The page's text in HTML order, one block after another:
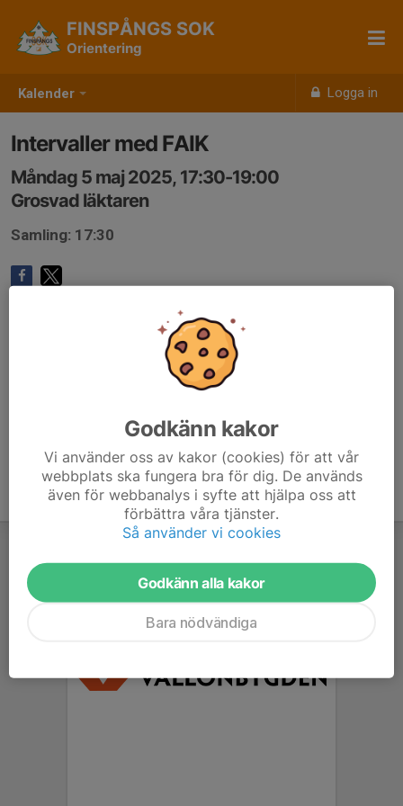
Kalender Logga in
FINSPÅNGS SOK
Orientering
Intervaller med FAIK
Måndag 5 maj 2025, 17:30-19:00
Grosvad läktaren
Samling: 17:30
Godkänn kakor
Vi använder oss av kakor (cookies) för att vår
webbplats ska fungera bra för dig. De används
även för webbanalys i syfte att hjälpa oss att
förbättra våra tjänster.
Så använder vi cookies
Godkänn alla kakor
Bara nödvändiga